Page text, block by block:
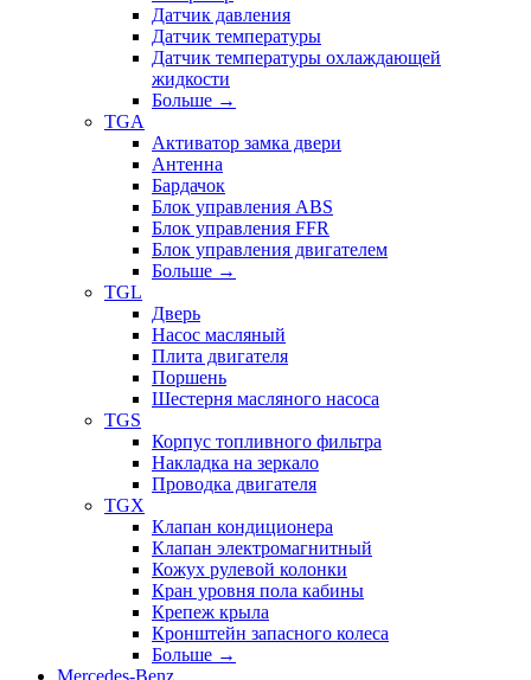
Датчик давления
Датчик температуры
Датчик температуры охлаждающей
жидкости
Больше →
TGA
Активатор замка двери
Антенна
Бардачок
Блок управления ABS
Блок управления FFR
Блок управления двигателем
Больше →
TGL
Дверь
Насос масляный
Плита двигателя
Поршень
Шестерня масляного насоса
TGS
Корпус топливного фильтра
Накладка на зеркало
Проводка двигателя
TGX
Клапан кондиционера
Клапан электромагнитный
Кожух рулевой колонки
Кран уровня пола кабины
Крепеж крыла
Кронштейн запасного колеса
Больше →
Mercedes-Benz